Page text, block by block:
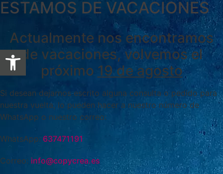
Abrir barra de herramientas
ESTAMOS DE VACACIONES
Actualmente nos encontramos
de vacaciones, volvemos el
próximo 19 de agosto
Si desean dejarnos escrito alguna consulta o pedido para
nuestra vuelta, lo pueden hacer a nuestro número de
WhatsApp o nuestro correo:
WhatsApp: 637471191
Correo: info@copycrea.es